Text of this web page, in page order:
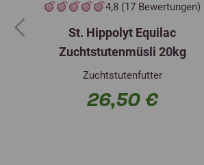
4,8 (17 Bewertungen)
St. Hippolyt Equilac
Zuchtstutenmüsli 20kg
Zuchtstutenfutter
26,50 €
Previous